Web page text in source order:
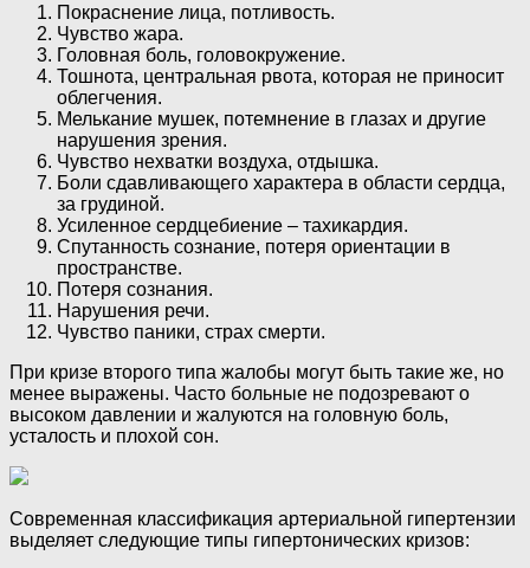
Покраснение лица, потливость.
Чувство жара.
Головная боль, головокружение.
Тошнота, центральная рвота, которая не приносит
облегчения.
Мелькание мушек, потемнение в глазах и другие
нарушения зрения.
Чувство нехватки воздуха, отдышка.
Боли сдавливающего характера в области сердца,
за грудиной.
Усиленное сердцебиение – тахикардия.
Спутанность сознание, потеря ориентации в
пространстве.
Потеря сознания.
Нарушения речи.
Чувство паники, страх смерти.
При кризе второго типа жалобы могут быть такие же, но
менее выражены. Часто больные не подозревают о
высоком давлении и жалуются на головную боль,
усталость и плохой сон.
Современная классификация артериальной гипертензии
выделяет следующие типы гипертонических кризов: